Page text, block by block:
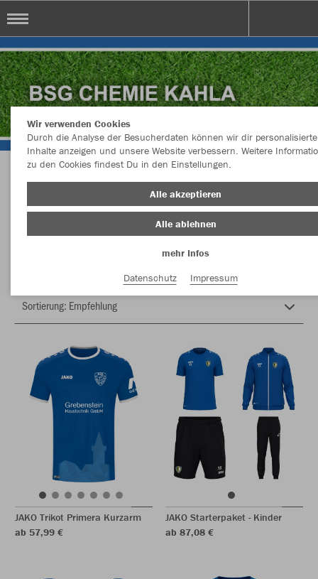
BSG Chemie Kahla
Farbe
JAKO Trikot Primera Kurzarm
ab 57,99 €
JAKO Starterpaket - Kinder
ab 87,08 €
Wir verwenden Cookies
Durch die Analyse der Besucherdaten können wir dir personalisierte
Inhalte anzeigen und unsere Website verbessern. Weitere
zu den Cookies findest Du in den Einstellungen.
Alle akzeptieren
Alle ablehnen
mehr Infos
Datenschutz
Impressum